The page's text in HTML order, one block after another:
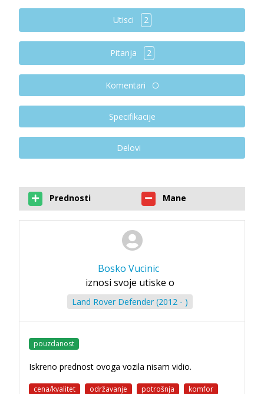
Utisci 2
Pitanja 2
Komentari
Specifikacije
Delovi
Prednosti Mane
Bosko Vucinic
iznosi svoje utiske o
Land Rover Defender (2012 - )
pouzdanost
Iskreno prednost ovoga vozila nisam vidio.
cena/kvalitet održavanje potrošnja komfor